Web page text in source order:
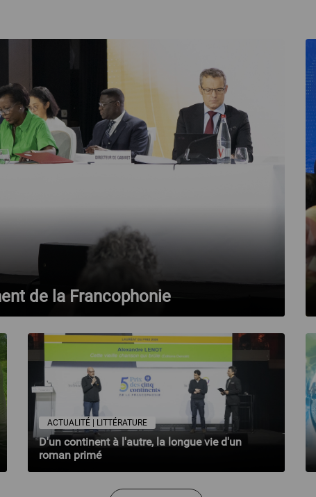
de la Francophonie
ACTUALITÉ | LITTÉRATURE
D'un continent à l'autre, la longue vie d'un
roman primé